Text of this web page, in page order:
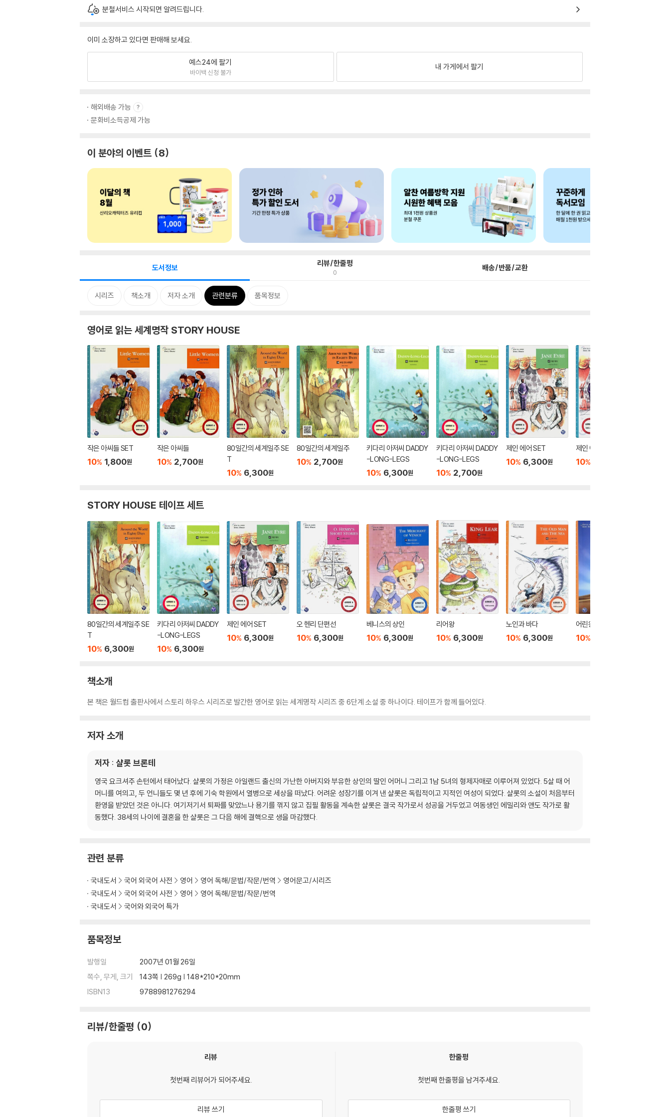
분철서비스 시작되면 알려드립니다.
이미 소장하고 있다면 판매해 보세요.
예스24에 팔기
바이백 신청 불가
내 가게에서 팔기
해외배송 가능
문화비소득공제 가능
이 분야의 이벤트 8
도서정보 리뷰/한줄평
0 배송/반품/교환
시리즈 책소개 저자 소개 관련분류 품목정보
영어로 읽는 세계명작 STORY HOUSE
작은 아씨들 SET
10% 1,800원
작은 아씨들
10% 2,700원
80일간의 세계일주 SE
T
10% 6,300원
80일간의 세계일주
10% 2,700원
키다리 아저씨 DADDY
-LONG-LEGS
10% 6,300원
키다리 아저씨 DADDY
-LONG-LEGS
10% 2,700원
제인 에어 SET
10% 6,300원
제인 에어
10%
STORY HOUSE 테이프 세트
80일간의 세계일주 SE
T
10% 6,300원
키다리 아저씨 DADDY
-LONG-LEGS
10% 6,300원
제인 에어 SET
10% 6,300원
오 헨리 단편선
10% 6,300원
베니스의 상인
10% 6,300원
리어왕
10% 6,300원
노인과 바다
10% 6,300원
어린왕자
10%
책소개
본 책은 월드컴 출판사에서 스토리 하우스 시리즈로 발간한 영어로 읽는 세계명작 시리즈 중 6단계 소설 중 하나이다. 테이프가 함께 들어있다.
저자 소개
저자 : 샬롯 브론테
영국 요크셔주 손턴에서 태어났다. 샬롯의 가정은 아일랜드 출신의 가난한 아버지와 부유한 상인의 딸인 어머니 그리고 1남 5녀의 형제자매로 이루어져 있었다. 5살 때 어
머니를 여의고, 두 언니들도 몇 년 후에 기숙 학원에서 열병으로 세상을 떠났다. 어려운 성장기를 이겨 낸 샬롯은 독립적이고 지적인 여성이 되었다. 샬롯의 소설이 처음부터
환영을 받았던 것은 아니다. 여기저기서 퇴짜를 맞았느나 용기를 꺾지 않고 집필 활동을 계속한 샬롯은 결국 작가로서 성공을 거두었고 여동생인 에밀리와 앤도 작가로 활
동했다. 38세의 나이에 결혼을 한 샬롯은 그 다음 해에 결핵으로 생을 마감했다.
관련 분류
국내도서 국어 외국어 사전 영어 영어 독해/문법/작문/번역
영어문고/시리즈
국내도서
국어 외국어 사전 영어
영어 독해/문법/작문/번역
국내도서
국어와 외국어 특가
품목정보
발행일
2007년 01월 26일
쪽수, 무게, 크기
143쪽 | 269g | 148*210*20mm
ISBN13
9788981276294
리뷰/한줄평 0
리뷰
첫번째 리뷰어가 되어주세요.
리뷰 쓰기
한줄평
첫번째 한줄평을 남겨주세요.
한줄평 쓰기